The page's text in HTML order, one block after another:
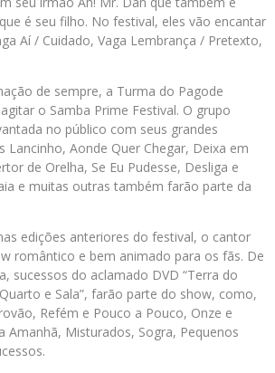
é seu filho. No festival, eles vão encantar
Aí / Cuidado, Vaga Lembrança / Pretexto,
de sempre, a Turma do Pagode
o Samba Prime Festival. O grupo
no público com seus grandes
Lancinho, Aonde Quer Chegar, Deixa em
de Orelha, Se Eu Pudesse, Desliga e
e muitas outras também farão parte da
edições anteriores do festival, o cantor
romântico e bem animado para os fãs. De
sucessos do aclamado DVD “Terra do
e Sala”, farão parte do show, como,
Refém e Pouco a Pouco, Onze e
Amanhã, Misturados, Sogra, Pequenos